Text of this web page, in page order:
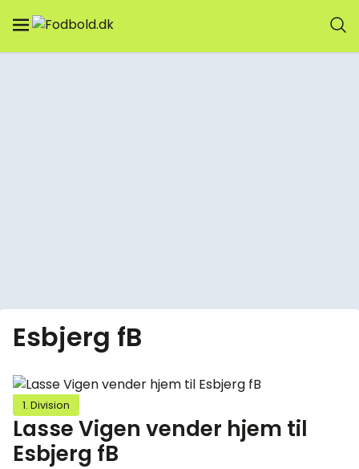
Esbjerg fB
1. Division
Lasse Vigen vender hjem til
Esbjerg fB